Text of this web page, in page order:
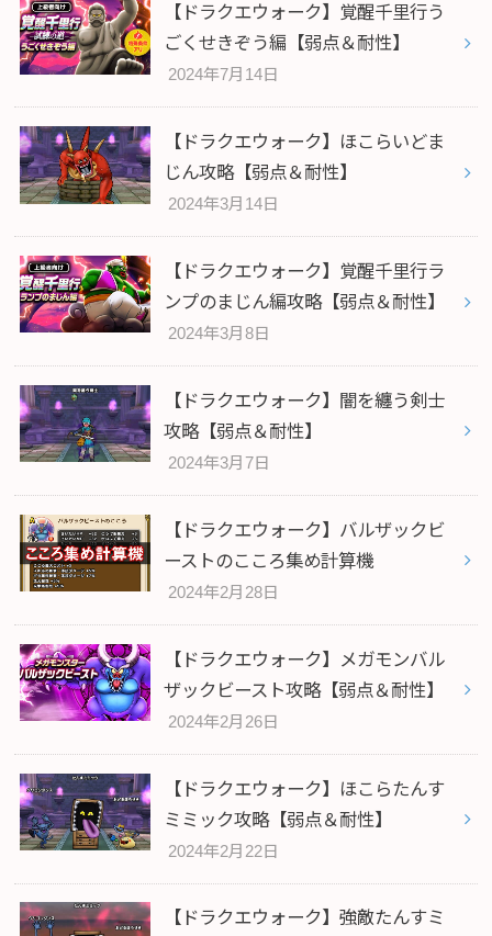
【ドラクエウォーク】覚醒千里行う
ごくせきぞう編【弱点＆耐性】
2024年7月14日
【ドラクエウォーク】ほこらいどま
じん攻略【弱点＆耐性】
2024年3月14日
【ドラクエウォーク】覚醒千里行ラ
ンプのまじん編攻略【弱点＆耐性】
2024年3月8日
【ドラクエウォーク】闇を纏う剣士
攻略【弱点＆耐性】
2024年3月7日
【ドラクエウォーク】バルザックビ
ーストのこころ集め計算機
2024年2月28日
【ドラクエウォーク】メガモンバル
ザックビースト攻略【弱点＆耐性】
2024年2月26日
【ドラクエウォーク】ほこらたんす
ミミック攻略【弱点＆耐性】
2024年2月22日
【ドラクエウォーク】強敵たんすミ